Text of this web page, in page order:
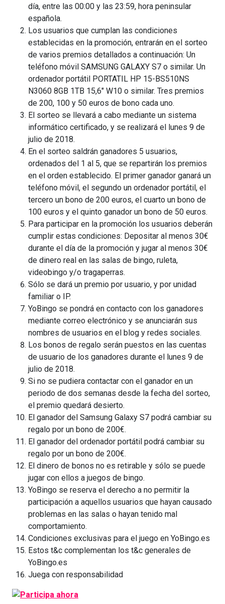
día, entre las 00:00 y las 23:59, hora peninsular
española.
Los usuarios que cumplan las condiciones
establecidas en la promoción, entrarán en el sorteo
de varios premios detallados a continuación: Un
teléfono móvil SAMSUNG GALAXY S7 o similar. Un
ordenador portátil PORTATIL HP 15-BS510NS
N3060 8GB 1TB 15,6″ W10 o similar. Tres premios
de 200, 100 y 50 euros de bono cada uno.
El sorteo se llevará a cabo mediante un sistema
informático certificado, y se realizará el lunes 9 de
julio de 2018.
En el sorteo saldrán ganadores 5 usuarios,
ordenados del 1 al 5, que se repartirán los premios
en el orden establecido. El primer ganador ganará un
teléfono móvil, el segundo un ordenador portátil, el
tercero un bono de 200 euros, el cuarto un bono de
100 euros y el quinto ganador un bono de 50 euros.
Para participar en la promoción los usuarios deberán
cumplir estas condiciones: Depositar al menos 30€
durante el día de la promoción y jugar al menos 30€
de dinero real en las salas de bingo, ruleta,
videobingo y/o tragaperras.
Sólo se dará un premio por usuario, y por unidad
familiar o IP.
YoBingo se pondrá en contacto con los ganadores
mediante correo electrónico y se anunciarán sus
nombres de usuarios en el blog y redes sociales.
Los bonos de regalo serán puestos en las cuentas
de usuario de los ganadores durante el lunes 9 de
julio de 2018.
Si no se pudiera contactar con el ganador en un
periodo de dos semanas desde la fecha del sorteo,
el premio quedará desierto.
El ganador del Samsung Galaxy S7 podrá cambiar su
regalo por un bono de 200€.
El ganador del ordenador portátil podrá cambiar su
regalo por un bono de 200€.
El dinero de bonos no es retirable y sólo se puede
jugar con ellos a juegos de bingo.
YoBingo se reserva el derecho a no permitir la
participación a aquellos usuarios que hayan causado
problemas en las salas o hayan tenido mal
comportamiento.
Condiciones exclusivas para el juego en YoBingo.es
Estos t&c complementan los t&c generales de
YoBingo.es
Juega con responsabilidad